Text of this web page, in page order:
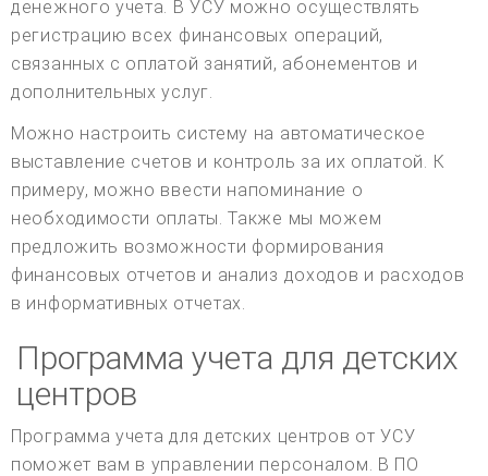
денежного учета. В УСУ можно осуществлять
регистрацию всех финансовых операций,
связанных с оплатой занятий, абонементов и
дополнительных услуг.
Можно настроить систему на автоматическое
выставление счетов и контроль за их оплатой. К
примеру, можно ввести напоминание о
необходимости оплаты. Также мы можем
предложить возможности формирования
финансовых отчетов и анализ доходов и расходов
в информативных отчетах.
Программа учета для детских
центров
Программа учета для детских центров от УСУ
поможет вам в управлении персоналом. В ПО